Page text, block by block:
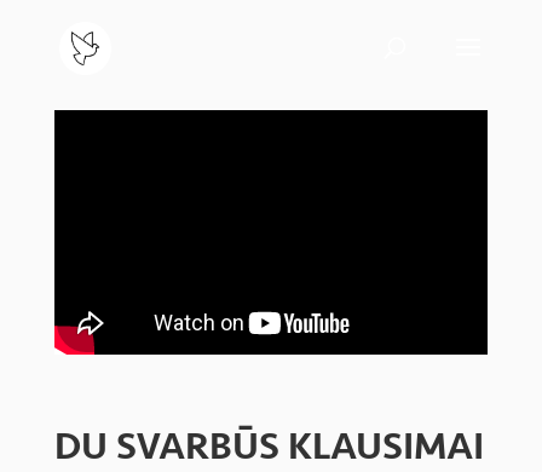
DU SVARBŪS KLAUSIMAI